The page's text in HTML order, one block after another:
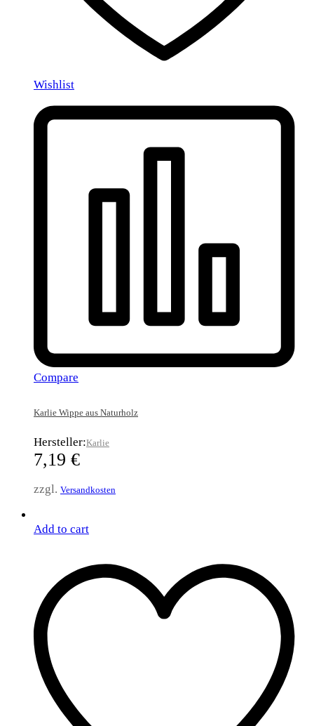
Wishlist
Compare
Karlie Wippe aus Naturholz
Hersteller:Karlie
7,19 €
zzgl. Versandkosten
Add to cart